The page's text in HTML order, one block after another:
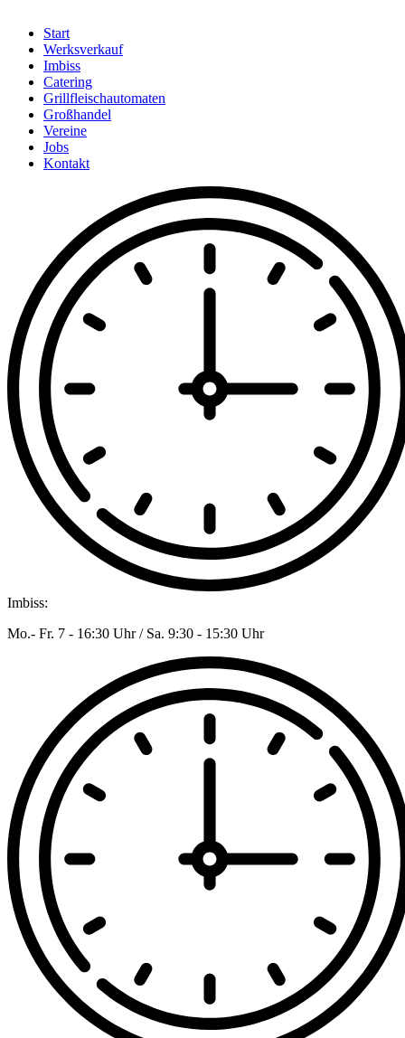
Start
Werksverkauf
Imbiss
Catering
Grillfleischautomaten
Großhandel
Vereine
Jobs
Kontakt
Imbiss:
Mo.- Fr. 7 - 16:30 Uhr / Sa. 9:30 - 15:30 Uhr